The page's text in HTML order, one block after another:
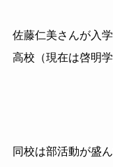
佐藤仁美さんが入
高校 （現在は啓明
同校は部活動が盛